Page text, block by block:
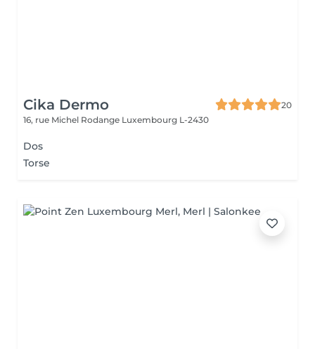
Cika Dermo
20
16, rue Michel Rodange Luxembourg L-2430
Dos
Torse